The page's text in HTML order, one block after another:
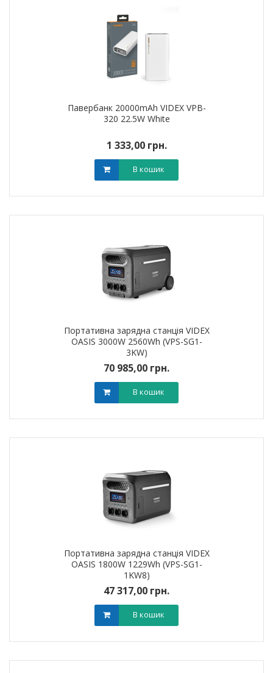
Павербанк 20000mAh VIDEX VPB-
320 22.5W White
1 333,00 грн.
В кошик
Портативна зарядна станція VIDEX
OASIS 3000W 2560Wh (VPS-SG1-
3KW)
70 985,00 грн.
В кошик
Портативна зарядна станція VIDEX
OASIS 1800W 1229Wh (VPS-SG1-
1KW8)
47 317,00 грн.
В кошик